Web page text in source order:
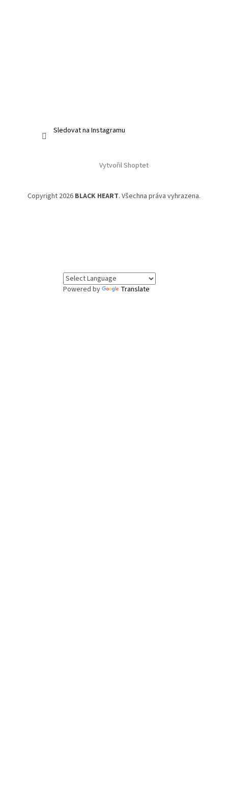
Sledovat na Instagramu
Vytvořil Shoptet
Copyright 2026 BLACK HEART. Všechna práva vyhrazena.
Powered by Translate